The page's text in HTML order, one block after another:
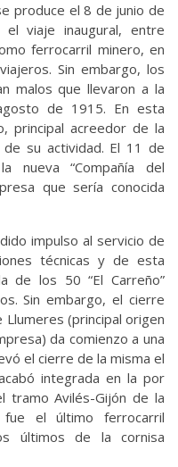
produce el 8 de junio de
viaje inaugural, entre
ferrocarril minero, en
Sin embargo, los
malos que llevaron a la
de 1915. En esta
principal acreedor de la
su actividad. El 11 de
nueva “Compañía del
que sería conocida
impulso al servicio de
técnicas y de esta
de los 50 “El Carreño”
Sin embargo, el cierre
(principal origen
da comienzo a una
el cierre de la misma el
integrada en la por
tramo Avilés-Gijón de la
fue el último ferrocarril
últimos de la cornisa